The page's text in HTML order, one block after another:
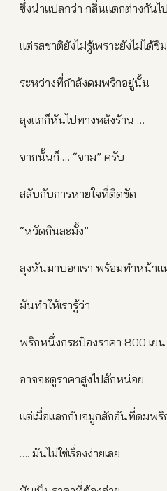
ซึ่งน่าแปลกว่า กลิ่นแตกต่างกันไ
แต่รสชาติยังไม่รู้เพราะยังไม่ได้ชิ
ระหว่างที่กำลังดมพริกอยู่นั้น
ลุงแกก็หันไปทางหลังร้าน …
จากนั้นก็ … “จาม” ครับ
สลับกับการหายใจที่ติดขัด
“หวัดกินละมั้ง”
ลุงหันมาบอกเรา พร้อมทำหน้าแ
มันทำให้เรารู้ว่า
พริกหนึ่งกระป๋องราคา 800 เยน
อาจจะดูราคาสูงไปสักหน่อย
แต่เมื่อแลกกับจมูกสักอันที่ดมพริ
…. มันไม่ใช่เรื่องง่ายเลย